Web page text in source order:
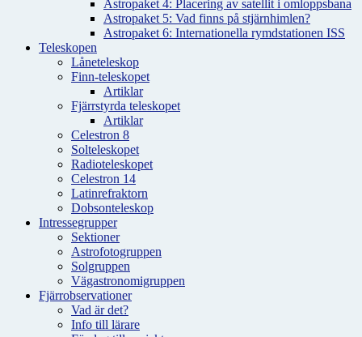
Astropaket 4: Placering av satellit i omloppsbana
Astropaket 5: Vad finns på stjärnhimlen?
Astropaket 6: Internationella rymdstationen ISS
Teleskopen
Låneteleskop
Finn-teleskopet
Artiklar
Fjärrstyrda teleskopet
Artiklar
Celestron 8
Solteleskopet
Radioteleskopet
Celestron 14
Latinrefraktorn
Dobsonteleskop
Intressegrupper
Sektioner
Astrofotogruppen
Solgruppen
Vägastronomigruppen
Fjärrobservationer
Vad är det?
Info till lärare